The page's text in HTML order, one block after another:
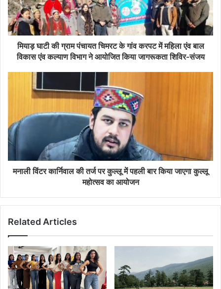
मियाड़ घाटी की ग्राम पंचायत चिमरट के गांव करपट में महिला एंव बाल
विकास एंव कल्याण विभाग ने आयोजित किया जागरूकता शिविर-संजय
मनाली विंटर कार्निवाल की तर्ज पर कुल्लू में पहली बार किया जाएगा कुल्लू
महोत्सव का आयोजन
Related Articles